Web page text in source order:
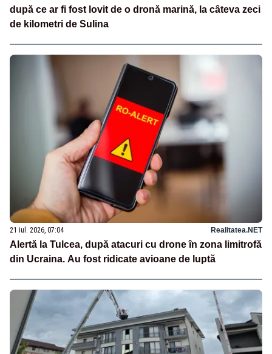
după ce ar fi fost lovit de o dronă marină, la câteva zeci
de kilometri de Sulina
21 iul. 2026, 07:04 Realitatea.NET
Alertă la Tulcea, după atacuri cu drone în zona limitrofă
din Ucraina. Au fost ridicate avioane de luptă